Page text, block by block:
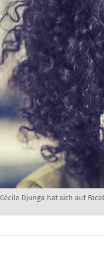
Cécile Djunga hat sich auf